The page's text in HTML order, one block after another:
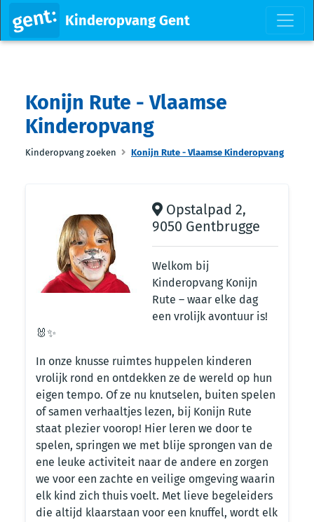
Kinderopvang Gent
Konijn Rute - Vlaamse
Kinderopvang
Kinderopvang zoeken Konijn Rute - Vlaamse Kinderopvang
Opstalpad 2,
9050 Gentbrugge
Welkom bij
Kinderopvang Konijn
Rute – waar elke dag
een vrolijk avontuur is!
🐰✨
In onze knusse ruimtes huppelen kinderen
vrolijk rond en ontdekken ze de wereld op hun
eigen tempo. Of ze nu knutselen, buiten spelen
of samen verhaaltjes lezen, bij Konijn Rute
staat plezier voorop! Hier leren we door te
spelen, springen we met blije sprongen van de
ene leuke activiteit naar de andere en zorgen
we voor een zachte en veilige omgeving waarin
elk kind zich thuis voelt. Met lieve begeleiders
die altijd klaarstaan voor een knuffel, wordt elk